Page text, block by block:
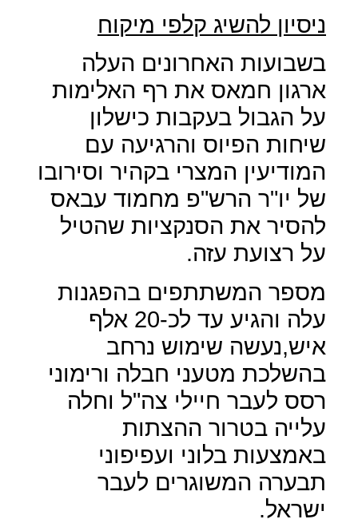
ניסיון להשיג קלפי מיקוח
בשבועות האחרונים העלה
ארגון חמאס את רף האלימות
על הגבול בעקבות כישלון
שיחות הפיוס והרגיעה עם
המודיעין המצרי בקהיר וסירובו
של יו"ר הרש"פ מחמוד עבאס
להסיר את הסנקציות שהטיל
על רצועת עזה.
מספר המשתתפים בהפגנות
עלה והגיע עד לכ-20 אלף
איש,נעשה שימוש נרחב
בהשלכת מטעני חבלה ורימוני
רסס לעבר חיילי צה"ל וחלה
עלייה בטרור ההצתות
באמצעות בלוני ועפיפוני
תבערה המשוגרים לעבר
ישראל.